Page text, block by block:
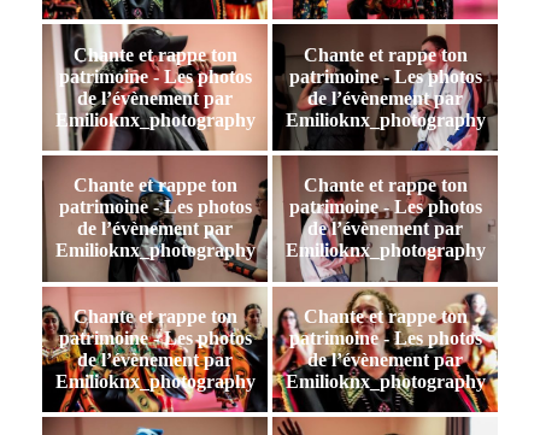
Chante et rappe ton
patrimoine - Les photos
de l’évènement par
Emilioknx_photography
Chante et rappe ton
patrimoine - Les photos
de l’évènement par
Emilioknx_photography
Chante et rappe ton
patrimoine - Les photos
de l’évènement par
Emilioknx_photography
Chante et rappe ton
patrimoine - Les photos
de l’évènement par
Emilioknx_photography
Chante et rappe ton
patrimoine - Les photos
de l’évènement par
Emilioknx_photography
Chante et rappe ton
patrimoine - Les photos
de l’évènement par
Emilioknx_photography